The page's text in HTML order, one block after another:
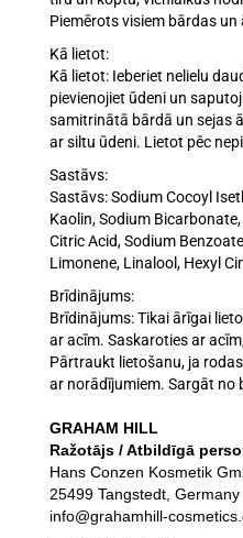
Piemērots visiem bārdas
Kā lietot:
Kā lietot: Ieberiet nelielu
pievienojiet ūdeni un
samitrinātā bārdā un sejas
ar siltu ūdeni. Lietot pēc
Sastāvs:
Sastāvs: Sodium Cocoyl
Kaolin, Sodium
Citric Acid, Sodium
Limonene, Linalool, Hexyl
Brīdinājums:
Brīdinājums: Tikai ārīgai
ar acīm. Saskaroties ar
Pārtraukt lietošanu, ja
ar norādījumiem. Sargāt no
GRAHAM HILL
Ražotājs / Atbildīgā
Hans Conzen Kosmetik
25499 Tangstedt, Germany
info@grahamhill-